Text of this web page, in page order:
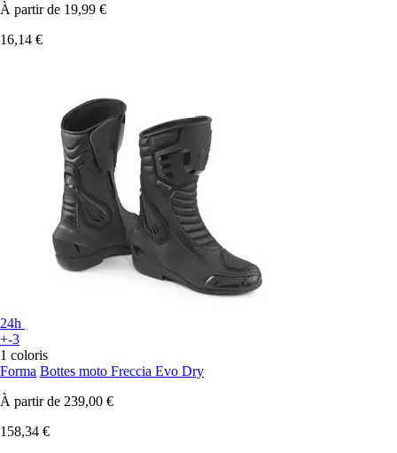
À partir de 19,99 €
16,14 €
24h
+-3
1 coloris
Forma Bottes moto Freccia Evo Dry
À partir de 239,00 €
158,34 €